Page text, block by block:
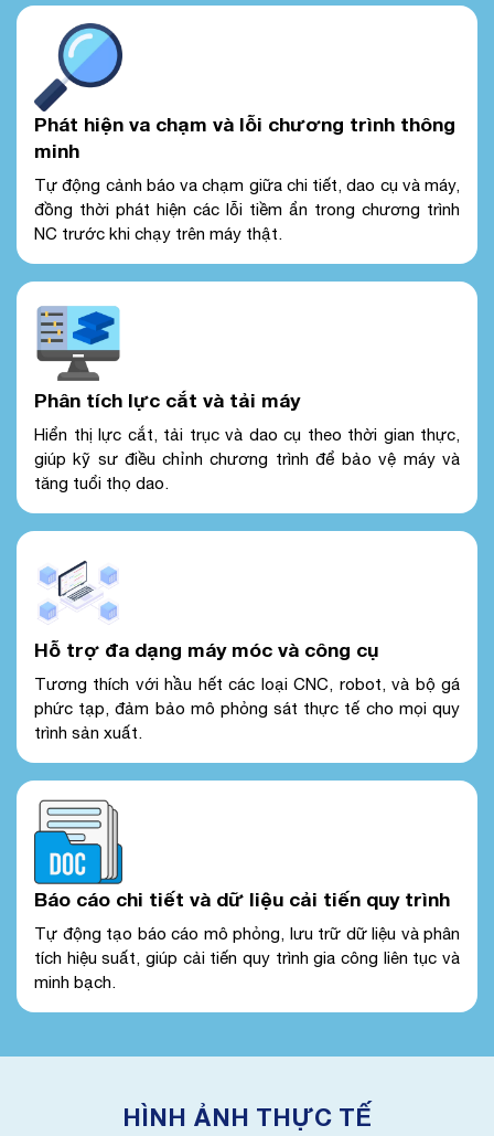
Phát hiện va chạm và lỗi chương trình thông
minh
Tự động cảnh báo va chạm giữa chi tiết, dao cụ và máy,
đồng thời phát hiện các lỗi tiềm ẩn trong chương trình
NC trước khi chạy trên máy thật.
Phân tích lực cắt và tải máy
Hiển thị lực cắt, tải trục và dao cụ theo thời gian thực,
giúp kỹ sư điều chỉnh chương trình để bảo vệ máy và
tăng tuổi thọ dao.
Hỗ trợ đa dạng máy móc và công cụ
Tương thích với hầu hết các loại CNC, robot, và bộ gá
phức tạp, đảm bảo mô phỏng sát thực tế cho mọi quy
trình sản xuất.
Báo cáo chi tiết và dữ liệu cải tiến quy trình
Tự động tạo báo cáo mô phỏng, lưu trữ dữ liệu và phân
tích hiệu suất, giúp cải tiến quy trình gia công liên tục và
minh bạch.
HÌNH ẢNH THỰC TẾ